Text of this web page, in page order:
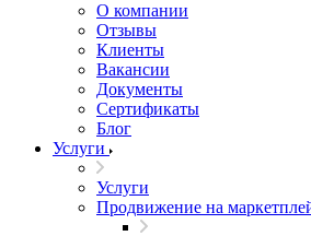
О компании
Отзывы
Клиенты
Вакансии
Документы
Сертификаты
Блог
Услуги
Услуги
Продвижение на